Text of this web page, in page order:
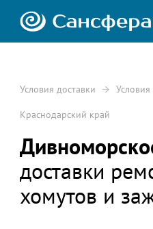
Условия доставки
Краснодарский край
доставки
хомутов и